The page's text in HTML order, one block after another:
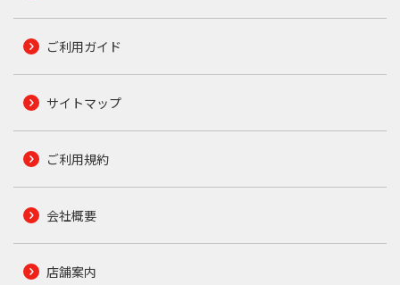
ご利用ガイド
サイトマップ
ご利用規約
会社概要
店舗案内